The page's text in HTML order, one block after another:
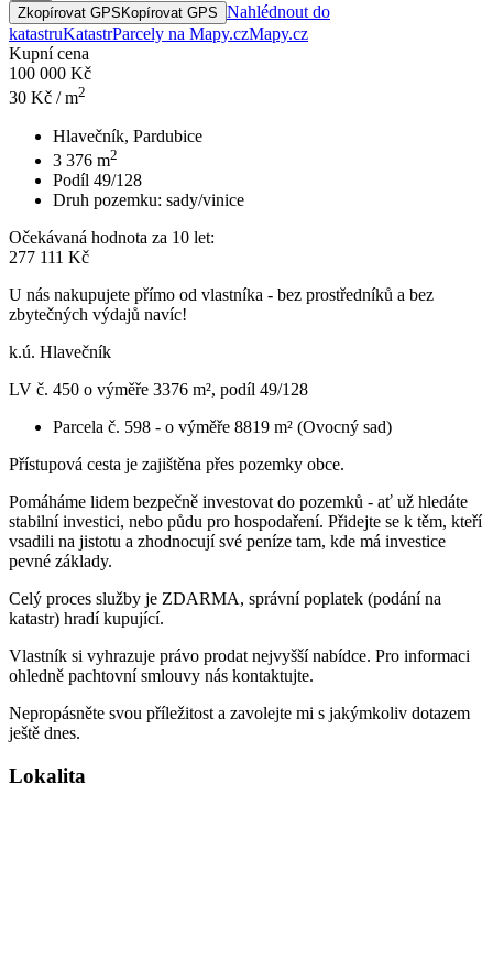
Zkopírovat GPS Kopírovat GPS Nahlédnout do
katastruKatastrParcely na Mapy.czMapy.cz
Kupní cena
100 000 Kč
30 Kč / m2
Hlavečník, Pardubice
3 376 m2
Podíl 49/128
Druh pozemku: sady/vinice
Očekávaná hodnota za 10 let:
277 111 Kč
U nás nakupujete přímo od vlastníka - bez prostředníků a bez
zbytečných výdajů navíc!
k.ú. Hlavečník
LV č. 450 o výměře 3376 m², podíl 49/128
Parcela č. 598 - o výměře 8819 m² (Ovocný sad)
Přístupová cesta je zajištěna přes pozemky obce.
Pomáháme lidem bezpečně investovat do pozemků - ať už hledáte
stabilní investici, nebo půdu pro hospodaření. Přidejte se k těm, kteří
vsadili na jistotu a zhodnocují své peníze tam, kde má investice
pevné základy.
Celý proces služby je ZDARMA, správní poplatek (podání na
katastr) hradí kupující.
Vlastník si vyhrazuje právo prodat nejvyšší nabídce. Pro informaci
ohledně pachtovní smlouvy nás kontaktujte.
Nepropásněte svou příležitost a zavolejte mi s jakýmkoliv dotazem
ještě dnes.
Lokalita